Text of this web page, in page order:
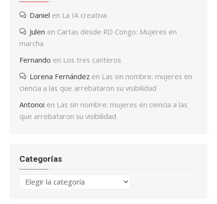
Daniel en La IA creativa
Julen en Cartas desde RD Congo: Mujeres en
marcha
Fernando en Los tres canteros
Lorena Fernández en Las sin nombre: mujeres en
ciencia a las que arrebataron su visibilidad
Antonoi en Las sin nombre: mujeres en ciencia a las
que arrebataron su visibilidad
Categorías
Categorías